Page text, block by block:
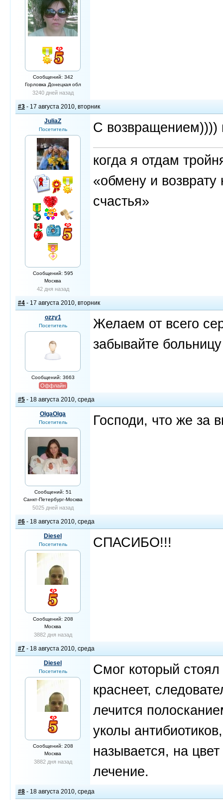
Сообщений: 342
Горловка Донецкая обл
3240 дней назад
#3 - 17 августа 2010, вторник
JuliaZ
Посетитель
Сообщений: 595
Москва
42 дня назад
C
когда я отдам
«обмену и
счастья»
#4 - 17 августа 2010, вторник
ozzy1
Посетитель
Сообщений: 3663
Оффлайн
Желаем от всего
забывайте
#5 - 18 августа 2010, среда
OlgaOlga
Посетитель
Сообщений: 51
Санкт-Петербург-Москва
5025 дней назад
Господи, что же за
#6 - 18 августа 2010, среда
Diesel
Посетитель
Сообщений: 208
Москва
3882 дня назад
СПАСИБО!!!
#7 - 18 августа 2010, среда
Diesel
Посетитель
Сообщений: 208
Москва
3882 дня назад
Смог который стоял
краснеет,
лечится
уколы
называется, на
лечение.
#8 - 18 августа 2010, среда